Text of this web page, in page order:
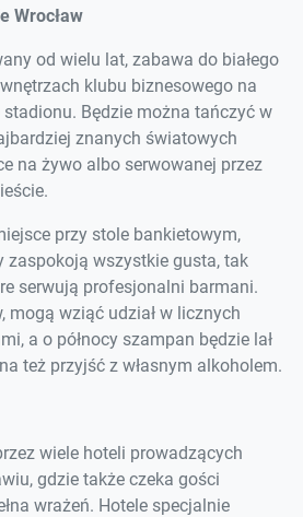
Wrocław
od wielu lat, zabawa do białego
klubu biznesowego na
stadionu. Będzie można tańczyć w
znanych światowych
na żywo albo serwowanej przez
przy stole bankietowym,
zaspokoją wszystkie gusta, tak
serwują profesjonalni barmani.
mogą wziąć udział w licznych
a o północy szampan będzie lał
też przyjść z własnym alkoholem.
wiele hoteli prowadzących
gdzie także czeka gości
wrażeń. Hotele specjalnie